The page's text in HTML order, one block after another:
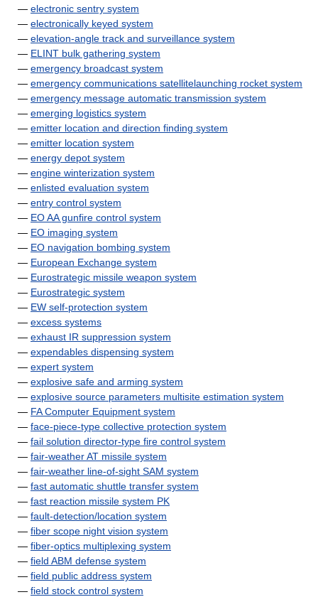
— electronic sentry system
— electronically keyed system
— elevation-angle track and surveillance system
— ELINT bulk gathering system
— emergency broadcast system
— emergency communications satellitelaunching rocket system
— emergency message automatic transmission system
— emerging logistics system
— emitter location and direction finding system
— emitter location system
— energy depot system
— engine winterization system
— enlisted evaluation system
— entry control system
— EO AA gunfire control system
— EO imaging system
— EO navigation bombing system
— European Exchange system
— Eurostrategic missile weapon system
— Eurostrategic system
— EW self-protection system
— excess systems
— exhaust IR suppression system
— expendables dispensing system
— expert system
— explosive safe and arming system
— explosive source parameters multisite estimation system
— FA Computer Equipment system
— face-piece-type collective protection system
— fail solution director-type fire control system
— fair-weather AT missile system
— fair-weather line-of-sight SAM system
— fast automatic shuttle transfer system
— fast reaction missile system PK
— fault-detection/location system
— fiber scope night vision system
— fiber-optics multiplexing system
— field ABM defense system
— field public address system
— field stock control system